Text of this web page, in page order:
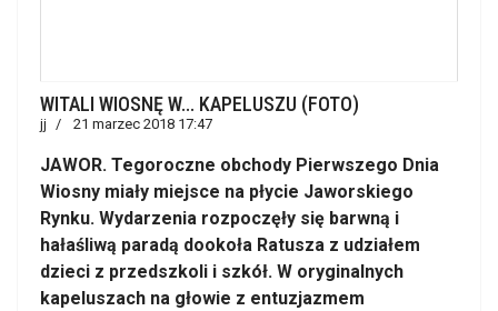
WITALI WIOSNĘ W... KAPELUSZU (FOTO)
jj 21 marzec 2018 17:47
JAWOR. Tegoroczne obchody Pierwszego Dnia
Wiosny miały miejsce na płycie Jaworskiego
Rynku. Wydarzenia rozpoczęły się barwną i
hałaśliwą paradą dookoła Ratusza z udziałem
dzieci z przedszkoli i szkół. W oryginalnych
kapeluszach na głowie z entuzjazmem